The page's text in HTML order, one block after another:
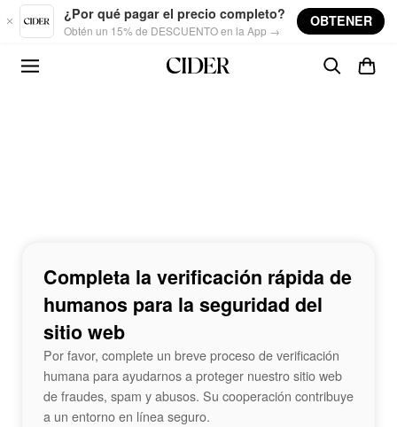
Skip to main content
¿Por qué pagar el precio completo?
Obtén un 15% de DESCUENTO en la App →
OBTENER
Completa la verificación rápida de
humanos para la seguridad del
sitio web
Por favor, complete un breve proceso de verificación
humana para ayudarnos a proteger nuestro sitio web
de fraudes, spam y abusos. Su cooperación contribuye
a un entorno en línea seguro.